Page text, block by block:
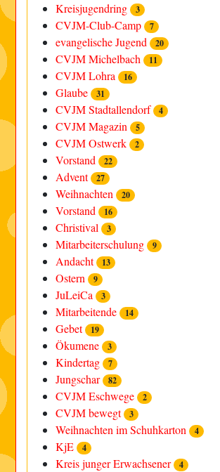
Kreisjugendring 3
CVJM-Club-Camp 7
evangelische Jugend 20
CVJM Michelbach 11
CVJM Lohra 16
Glaube 31
CVJM Stadtallendorf 4
CVJM Magazin 5
CVJM Ostwerk 2
Vorstand 22
Advent 27
Weihnachten 20
Vorstand 16
Christival 3
Mitarbeiterschulung 9
Andacht 13
Ostern 9
JuLeiCa 3
Mitarbeitende 14
Gebet 19
Ökumene 3
Kindertag 7
Jungschar 82
CVJM Eschwege 2
CVJM bewegt 3
Weihnachten im Schuhkarton 4
KjE 4
Kreis junger Erwachsener 4